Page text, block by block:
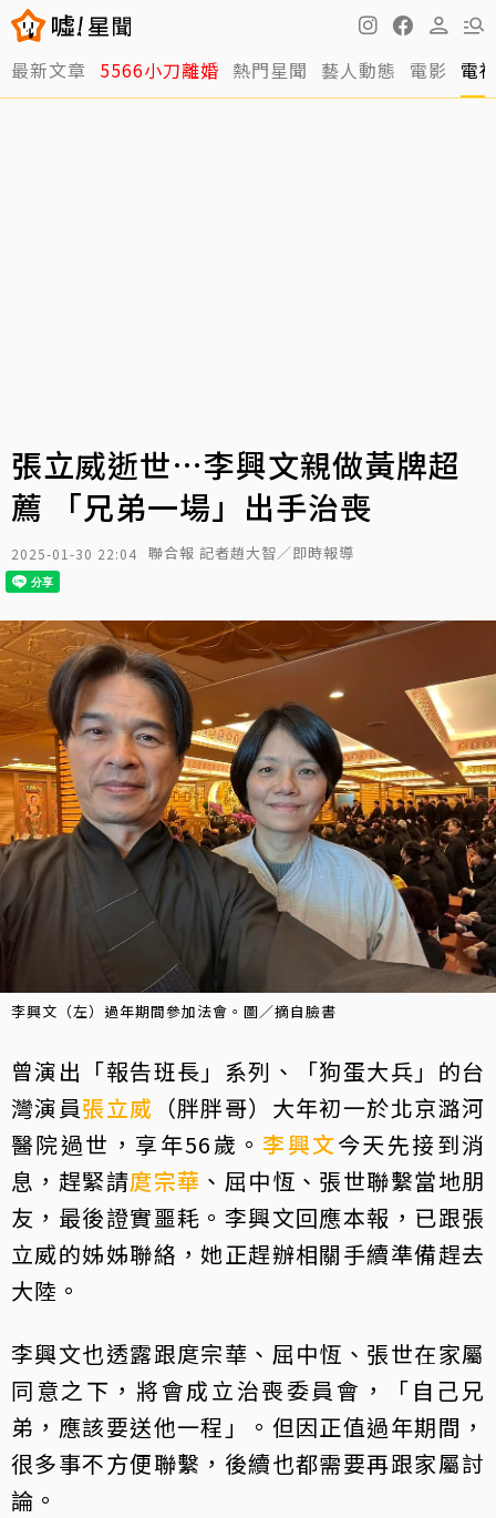
最新文章 5566小刀離婚 熱門星聞 藝人動態 電影 電
張立威逝世…李興文親做黃牌超
薦 「兄弟一場」出手治喪
2025-01-30 22:04 聯合報 記者趙大智／即時報導
李興文（左）過年期間參加法會。圖／摘自臉書
曾演出「報告班長」系列、「狗蛋大兵」的台
灣演員張立威 （胖胖哥）大年初一於北京潞河
醫院過世，享年56歲。 李興文今天先接到消
息，趕緊請庹宗華 、屈中恆、張世聯繫當地朋
友，最後證實噩耗。李興文回應本報，已跟張
立威的姊姊聯絡，她正趕辦相關手續準備趕去
大陸。
李興文也透露跟庹宗華、屈中恆、張世在家屬
同意之下，將會成立治喪委員會，「自己兄
弟，應該要送他一程」。但因正值過年期間，
很多事不方便聯繫，後續也都需要再跟家屬討
論。